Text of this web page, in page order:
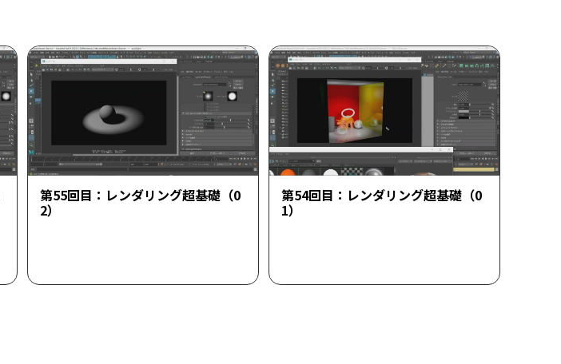
第55回目：レンダリング超基礎（0
2）
第54回目：レンダリング超基礎（0
1）